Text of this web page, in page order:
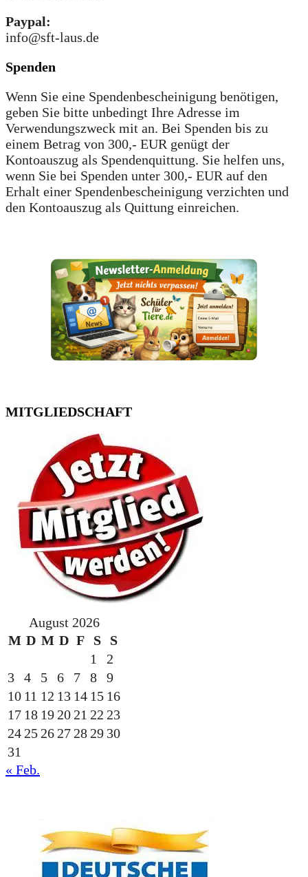
Paypal:
info@sft-laus.de
Spenden
Wenn Sie eine Spendenbescheinigung benötigen,
geben Sie bitte unbedingt Ihre Adresse im
Verwendungszweck mit an. Bei Spenden bis zu
einem Betrag von 300,- EUR genügt der
Kontoauszug als Spendenquittung. Sie helfen uns,
wenn Sie bei Spenden unter 300,- EUR auf den
Erhalt einer Spendenbescheinigung verzichten und
den Kontoauszug als Quittung einreichen.
MITGLIEDSCHAFT
August 2026
M D M D F S
S
1
2
3
4 5 6 7 8
9
10 11 12 13 14 15 16
17 18 19 20 21 22 23
24 25 26 27 28 29 30
31
« Feb.